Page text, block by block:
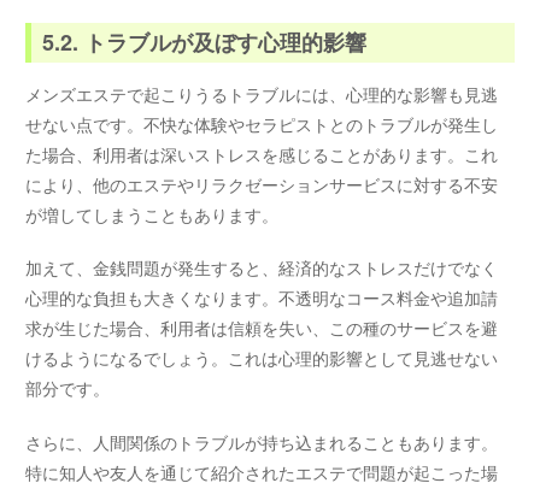
5.2. トラブルが及ぼす心理的影響
メンズエステで起こりうるトラブルには、心理的な影響も見逃
せない点です。不快な体験やセラピストとのトラブルが発生し
た場合、利用者は深いストレスを感じることがあります。これ
により、他のエステやリラクゼーションサービスに対する不安
が増してしまうこともあります。
加えて、金銭問題が発生すると、経済的なストレスだけでなく
心理的な負担も大きくなります。不透明なコース料金や追加請
求が生じた場合、利用者は信頼を失い、この種のサービスを避
けるようになるでしょう。これは心理的影響として見逃せない
部分です。
さらに、人間関係のトラブルが持ち込まれることもあります。
特に知人や友人を通じて紹介されたエステで問題が起こった場